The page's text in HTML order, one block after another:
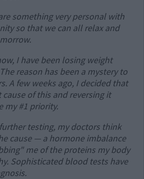
something very personal with
so that we can all relax and
I have been losing weight
reason has been a mystery to
A few weeks ago, I decided that
of this and reversing it
my #1 priority.
testing, my doctors think
cause — a hormone imbalance
me of the proteins my body
Sophisticated blood tests have